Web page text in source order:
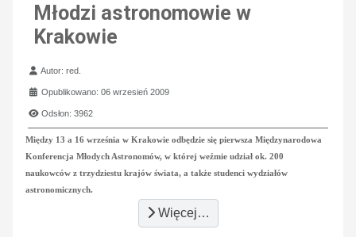
Młodzi astronomowie w
Krakowie
Szczegóły
Autor:red.
Opublikowano: 06 wrzesień 2009
Odsłon: 3962
Między 13 a 16 września w Krakowie odbędzie się pierwsza Międzynarodowa
Konferencja Młodych Astronomów, w której weźmie udział ok. 200
naukowców z trzydziestu krajów świata, a także studenci wydziałów
astronomicznych.
Więcej…